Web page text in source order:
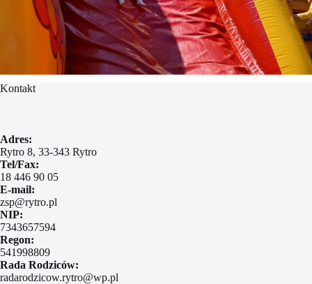
Kontakt
Adres:
Rytro 8, 33-343 Rytro
Tel/Fax:
18 446 90 05
E-mail:
zsp@rytro.pl
NIP:
7343657594
Regon:
541998809
Rada Rodziców:
radarodzicow.rytro@wp.pl